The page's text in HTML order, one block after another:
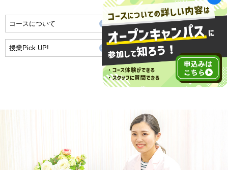
コースについて 将来の職業・資格取得
授業Pick UP! スケジュール